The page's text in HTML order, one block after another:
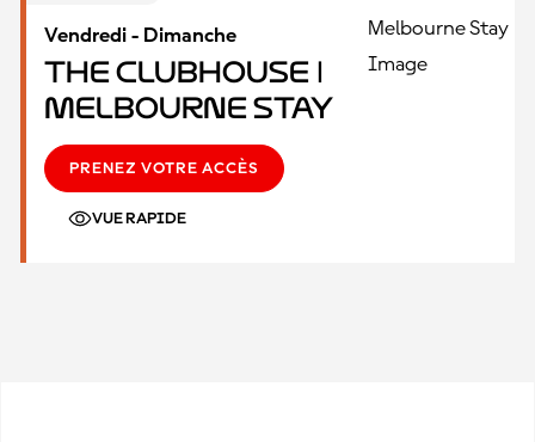
Vendredi - Dimanche
The Clubhouse |
Melbourne Stay
PRENEZ VOTRE ACCÈS
VUE RAPIDE